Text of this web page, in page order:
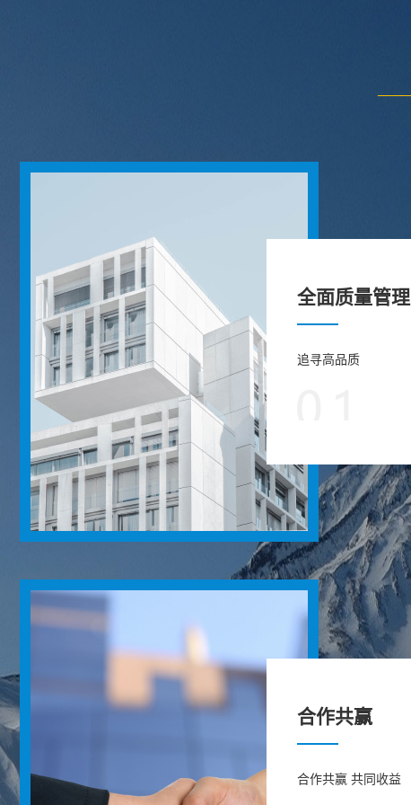
全面质量管理
追寻高品质
合作共赢
合作共赢 共同收益